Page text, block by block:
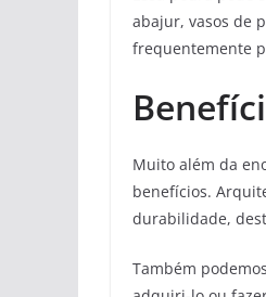
abajur, vasos de
frequentemente
Muito além da
benefícios.
durabilidade,
Também